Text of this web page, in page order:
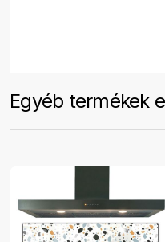
Egyéb termékek